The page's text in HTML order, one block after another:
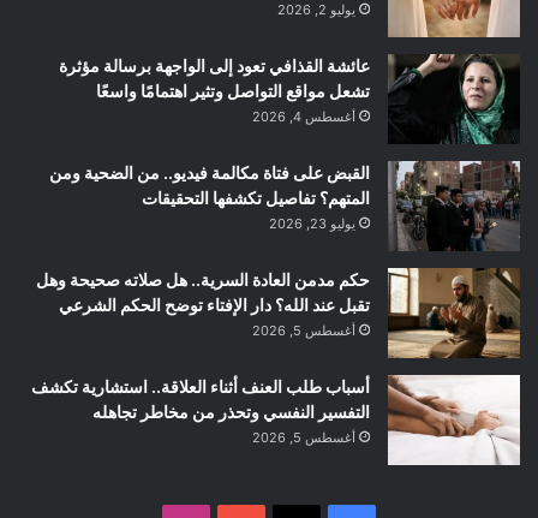
يوليو 2, 2026
عائشة القذافي تعود إلى الواجهة برسالة مؤثرة
تشعل مواقع التواصل وتثير اهتمامًا واسعًا
أغسطس 4, 2026
القبض على فتاة مكالمة فيديو.. من الضحية ومن
المتهم؟ تفاصيل تكشفها التحقيقات
يوليو 23, 2026
حكم مدمن العادة السرية.. هل صلاته صحيحة وهل
تقبل عند الله؟ دار الإفتاء توضح الحكم الشرعي
أغسطس 5, 2026
أسباب طلب العنف أثناء العلاقة.. استشارية تكشف
التفسير النفسي وتحذر من مخاطر تجاهله
أغسطس 5, 2026